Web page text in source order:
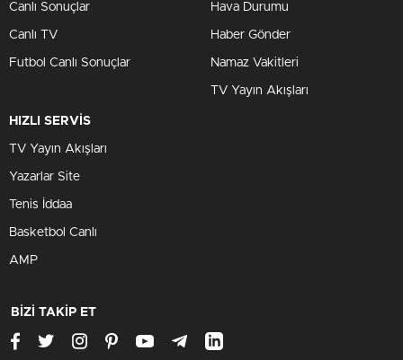
Canlı Sonuçlar
Canlı TV
Futbol Canlı Sonuçlar
Hava Durumu
Haber Gönder
Namaz Vakitleri
TV Yayın Akışları
HIZLI SERVİS
TV Yayın Akışları
Yazarlar Site
Tenis İddaa
Basketbol Canlı
AMP
BİZİ TAKİP ET